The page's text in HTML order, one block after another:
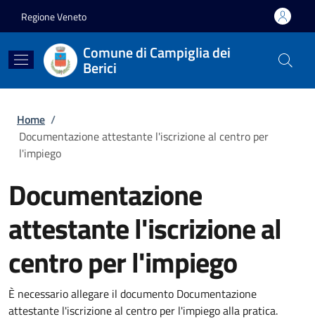
Regione Veneto
Comune di Campiglia dei
Berici
Briciole di pane
Home /
Documentazione attestante l'iscrizione al centro per
l'impiego
Documentazione
attestante l'iscrizione al
centro per l'impiego
È necessario allegare il documento Documentazione
attestante l'iscrizione al centro per l'impiego alla pratica.